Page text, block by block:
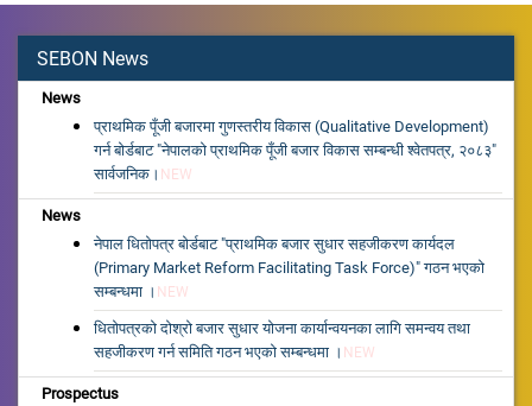
SEBON News
News
प्राथमिक पूँजी बजारमा गुणस्तरीय विकास (Qualitative Development)
गर्न बोर्डबाट "नेपालको प्राथमिक पूँजी बजार विकास सम्बन्धी श्वेतपत्र, २०८३"
सार्वजनिक। NEW
News
नेपाल धितोपत्र बोर्डबाट "प्राथमिक बजार सुधार सहजीकरण कार्यदल
(Primary Market Reform Facilitating Task Force)" गठन भएको
सम्बन्धमा । NEW
धितोपत्रको दोश्रो बजार सुधार योजना कार्यान्वयनका लागि समन्वय तथा
सहजीकरण गर्न समिति गठन भएको सम्बन्धमा । NEW
Prospectus